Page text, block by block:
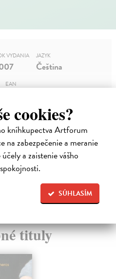
cookies?
kníhkupectva Artforum
na zabezpečenie a meranie
a zaistenie vášho
SÚHLASÍM
moudrost přírody, kdy
plynou i drobná poučení.
VYDANIA JAZYK
Čeština
EAN
tituly